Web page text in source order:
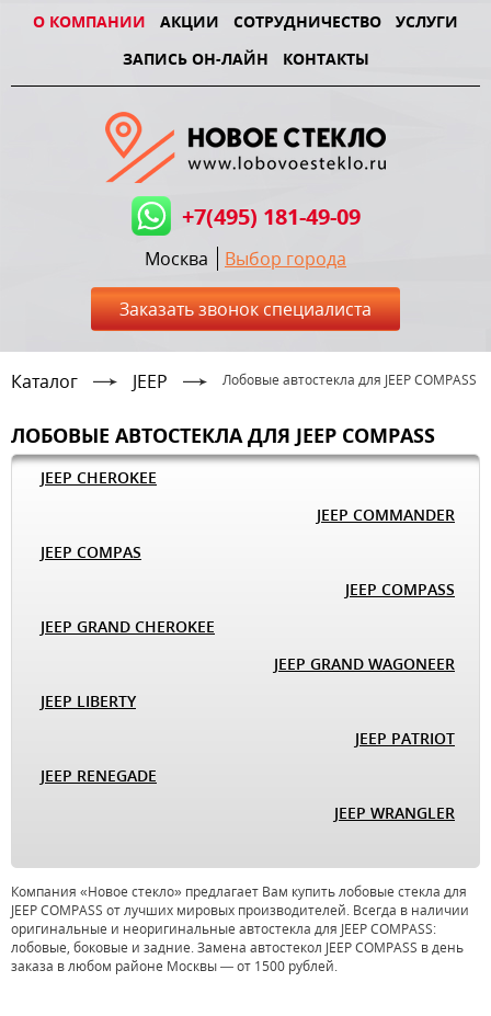
О КОМПАНИИ АКЦИИ СОТРУДНИЧЕСТВО
УСЛУГИ
ЗАПИСЬ ОН-ЛАЙН
КОНТАКТЫ
+7(495) 181-49-09
Москва Выбор города
Заказать звонок специалиста
Каталог JEEP Лобовые автостекла для JEEP COMPASS
ЛОБОВЫЕ АВТОСТЕКЛА ДЛЯ JEEP COMPASS
JEEP CHEROKEE
JEEP COMMANDER
JEEP COMPAS
JEEP COMPASS
JEEP GRAND CHEROKEE
JEEP GRAND WAGONEER
JEEP LIBERTY
JEEP PATRIOT
JEEP RENEGADE
JEEP WRANGLER
Компания «Новое стекло» предлагает Вам купить лобовые стекла для
JEEP COMPASS от лучших мировых производителей. Всегда в наличии
оригинальные и неоригинальные автостекла для JEEP COMPASS:
лобовые, боковые и задние. Замена автостекол JEEP COMPASS в день
заказа в любом районе Москвы — от 1500 рублей.